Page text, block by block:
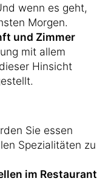
wenn es geht,
Morgen.
und Zimmer
mit allem
Hinsicht
Sie essen
Spezialitäten zu
im Restaurant